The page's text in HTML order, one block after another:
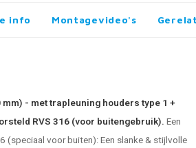
info Montagevideo's
- met trapleuning houders type 1 +
RVS 316 (voor buitengebruik). Een
(speciaal voor buiten): Een slanke & stijlvolle